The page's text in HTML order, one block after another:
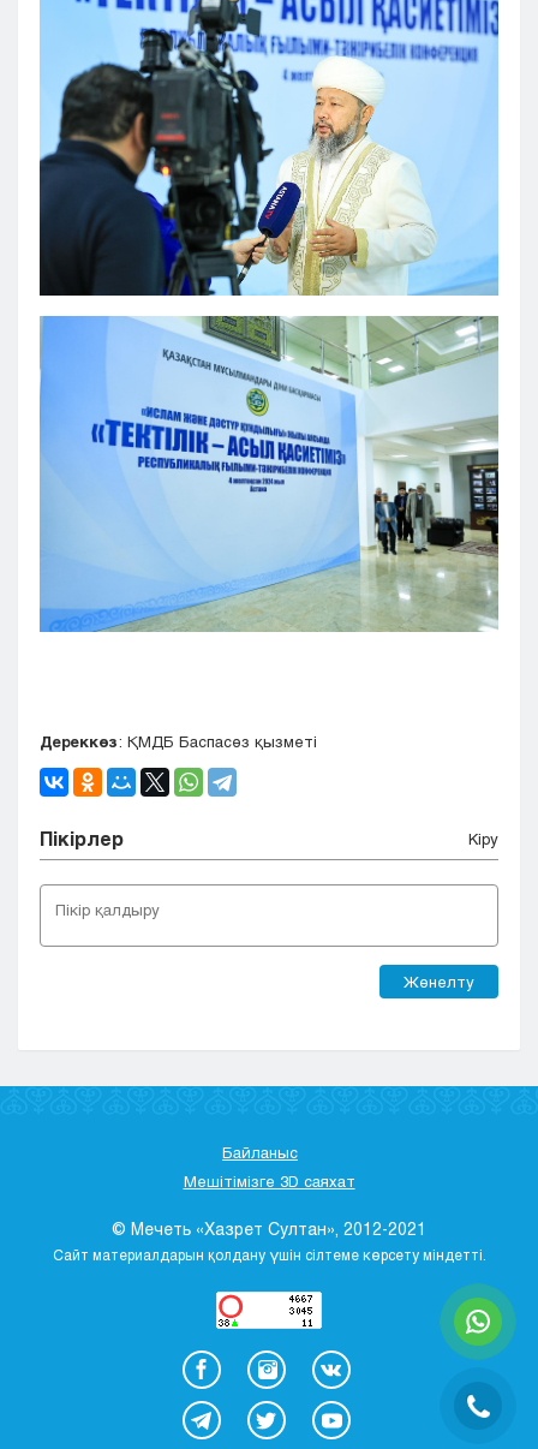
Дереккөз: ҚМДБ Баспасөз қызметі
Пікірлер Кіру
Жөнелту
Байланыс
Мешітімізге 3D саяхат
© Мечеть «Хазрет Султан», 2012-2021
Сайт материалдарын қолдану үшін сілтеме көрсету міндетті.